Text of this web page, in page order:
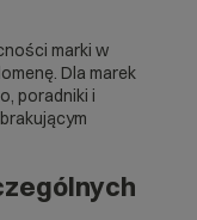
marki w
Dla marek
poradniki i